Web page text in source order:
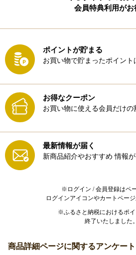
会員特典利用がお
ポイントが貯まる
お買い物で貯まったポイン
お得なクーポン
お買い物に使える会員だけ
最新情報が届く
新商品紹介やおすすめ 情報が
※ログイン / 会員登録はペ
ログインアイコンやカートページ
※ふるさと納税におけるポ
終了いたしました。
商品詳細ページに関するアンケート